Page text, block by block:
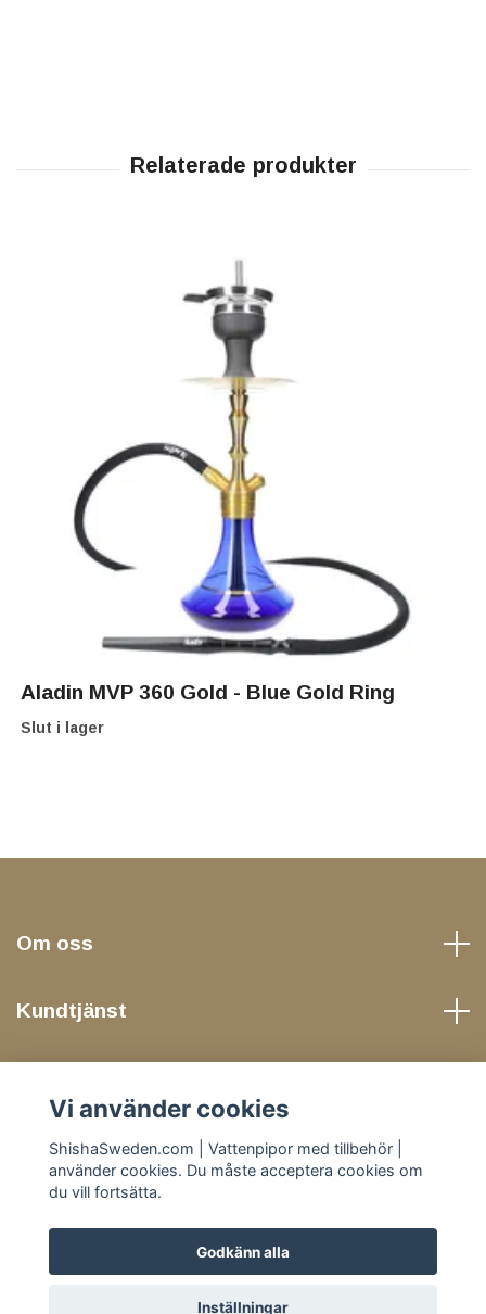
Aladin MVP 360 Gold - Blue Gold Ring
Slut i lager
Om oss
Kundtjänst
Sociala medier
© 2026 ShishaSweden.com | Vattenpipor med tillbehör |
Vi använder cookies
ShishaSweden.com | Vattenpipor med tillbehör |
använder cookies. Du måste acceptera cookies om
du vill fortsätta.
Godkänn alla
Inställningar